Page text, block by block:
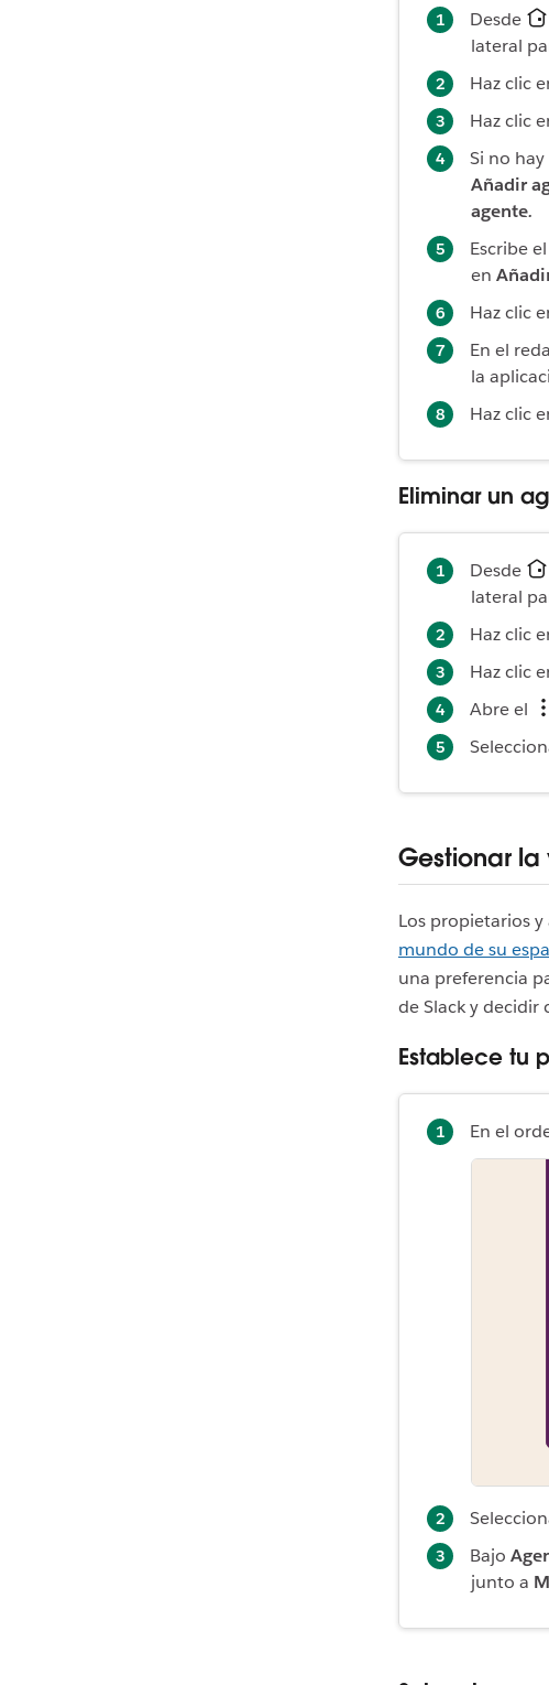
Desde
lateral
Haz clic
Haz clic
Si no
Añadir
agente.
Escribe
en
Haz clic
En el
la
Haz clic
Eliminar un
Desde
lateral
Haz clic
Haz clic
Abre el
Gestionar
Los propietarios
mundo de su
una preferencia
de Slack y decidir
Establece tu
En el
Bajo
junto a